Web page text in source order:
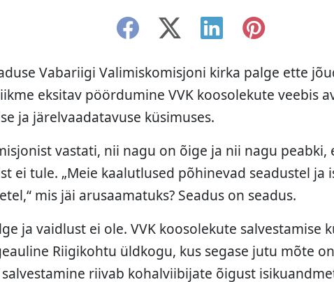
Vabariigi Valimiskomisjoni kirka palge ette
eksitav pöördumine VVK koosolekute veebis
ja järelvaadatavuse küsimuses.
vastati, nii nagu on õige ja nii nagu peabki,
ei tule. „Meie kaalutlused põhinevad seadustel ja
mis jäi arusaamatuks? Seadus on seadus.
ja vaidlust ei ole. VVK koosolekute salvestamise
Riigikohtu üldkogu, kus segase jutu mõte
riivab kohalviibijate õigust